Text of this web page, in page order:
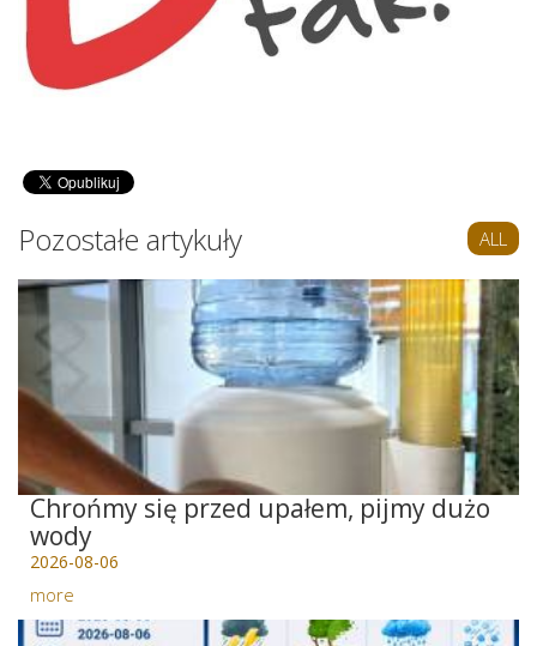
Pozostałe artykuły ALL
Chrońmy się przed upałem, pijmy dużo
wody
2026-08-06
more